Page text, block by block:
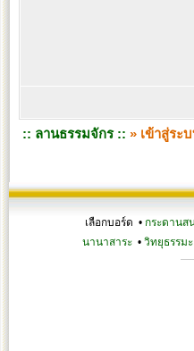
:: ลานธรรมจักร :: » เข้าสู่ระ
เลือกบอร์ด • กระดานส
นานาสาระ• วิทยุธรรมะ